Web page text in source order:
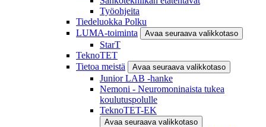
Työohjeita
Tiedeluokka Polku
LUMA-toiminta
Avaa seuraava valikkotaso
StarT
TeknoTET
Tietoa meistä
Avaa seuraava valikkotaso
Junior LAB -hanke
Nemoni - Neuromoninaista tukea
koulutuspolulle
TeknoTET-EK
Avaa seuraava valikkotaso